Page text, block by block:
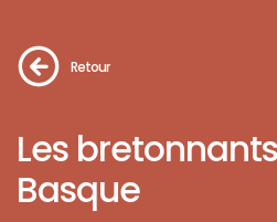
Retour
Les
Basque